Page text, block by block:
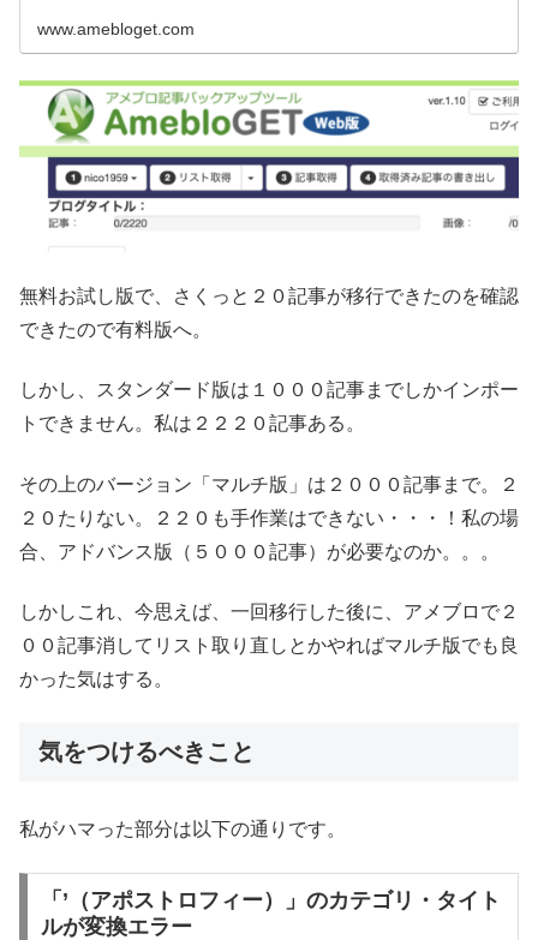
www.amebloget.com
無料お試し版で、さくっと２０記事が移行できたのを確認
できたので有料版へ。
しかし、スタンダード版は１０００記事までしかインポー
トできません。私は２２２０記事ある。
その上のバージョン「マルチ版」は２０００記事まで。２
２０たりない。２２０も手作業はできない・・・！私の場
合、アドバンス版（５０００記事）が必要なのか。。。
しかしこれ、今思えば、一回移行した後に、アメブロで２
００記事消してリスト取り直しとかやればマルチ版でも良
かった気はする。
気をつけるべきこと
私がハマった部分は以下の通りです。
「’（アポストロフィー）」のカテゴリ・タイト
ルが変換エラー